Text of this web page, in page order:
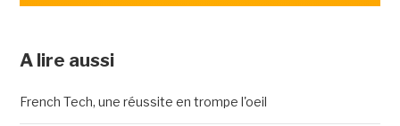
A lire aussi
French Tech, une réussite en trompe l'oeil